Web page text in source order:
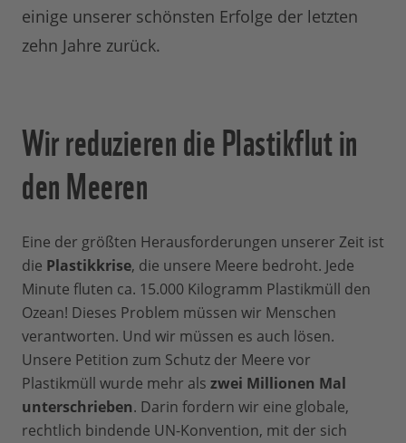
einige unserer schönsten Erfolge der letzten
zehn Jahre zurück.
Wir reduzieren die Plastikflut in
den Meeren
Eine der größten Herausforderungen unserer Zeit ist
die Plastikkrise, die unsere Meere bedroht. Jede
Minute fluten ca. 15.000 Kilogramm Plastikmüll den
Ozean! Dieses Problem müssen wir Menschen
verantworten. Und wir müssen es auch lösen.
Unsere Petition zum Schutz der Meere vor
Plastikmüll wurde mehr als zwei Millionen Mal
unterschrieben. Darin fordern wir eine globale,
rechtlich bindende UN-Konvention, mit der sich